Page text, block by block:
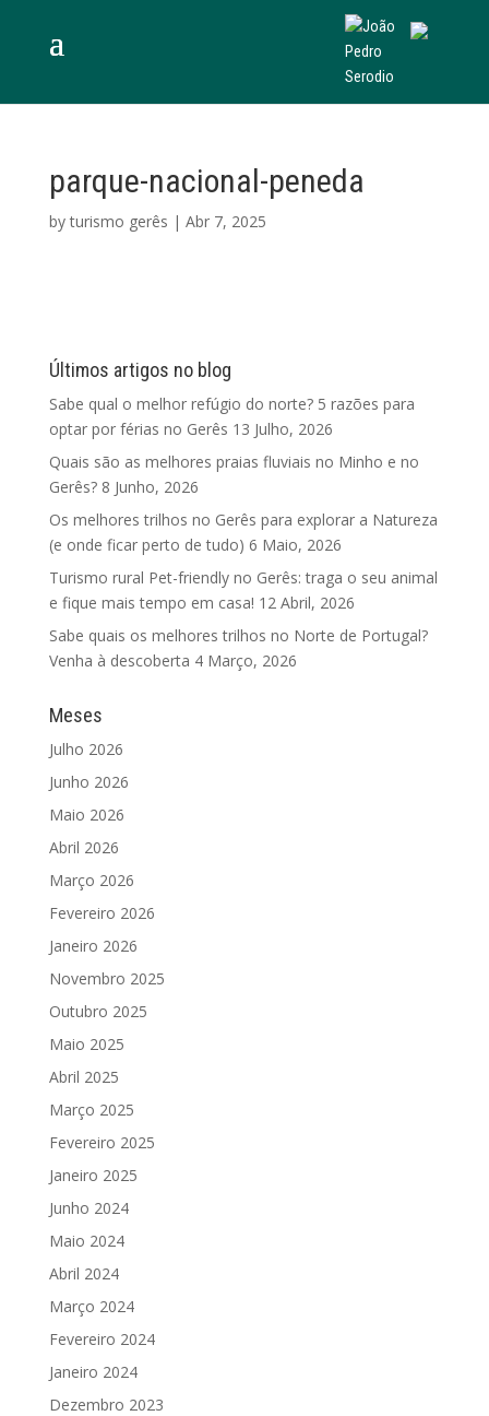
parque-nacional-peneda
byturismo gerês | Abr 7, 2025
Últimos artigos no blog
Sabe qual o melhor refúgio do norte? 5 razões para
optar por férias no Gerês 13 Julho, 2026
Quais são as melhores praias fluviais no Minho e no
Gerês? 8 Junho, 2026
Os melhores trilhos no Gerês para explorar a Natureza
(e onde ficar perto de tudo) 6 Maio, 2026
Turismo rural Pet-friendly no Gerês: traga o seu animal
e fique mais tempo em casa! 12 Abril, 2026
Sabe quais os melhores trilhos no Norte de Portugal?
Venha à descoberta 4 Março, 2026
Meses
Julho 2026
Junho 2026
Maio 2026
Abril 2026
Março 2026
Fevereiro 2026
Janeiro 2026
Novembro 2025
Outubro 2025
Maio 2025
Abril 2025
Março 2025
Fevereiro 2025
Janeiro 2025
Junho 2024
Maio 2024
Abril 2024
Março 2024
Fevereiro 2024
Janeiro 2024
Dezembro 2023